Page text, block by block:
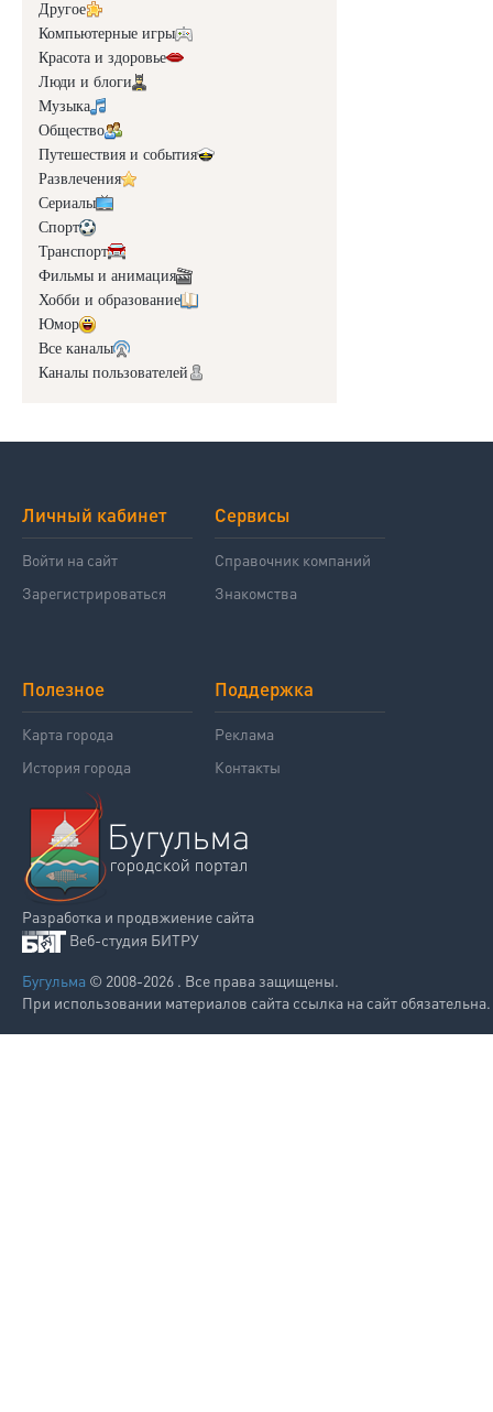
Другое
Компьютерные игры
Красота и здоровье
Люди и блоги
Музыка
Общество
Путешествия и события
Развлечения
Сериалы
Спорт
Транспорт
Фильмы и анимация
Хобби и образование
Юмор
Все каналы
Каналы пользователей
Личный кабинет
Войти на сайт
Зарегистрироваться
Сервисы
Справочник компаний
Знакомства
Полезное
Карта города
История города
Поддержка
Реклама
Контакты
Разработка и продвжиение сайта
Веб-студия БИТРУ
Бугульма © 2008-2026 . Все права защищены.
При использовании материалов сайта ссылка на сайт обязательна.